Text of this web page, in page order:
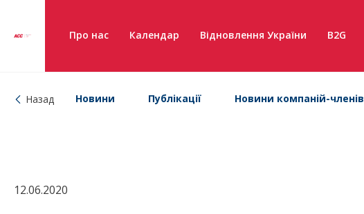
Про нас Календар Відновлення України B2G
Назад Новини Публікації Новини компаній-членів
12.06.2020